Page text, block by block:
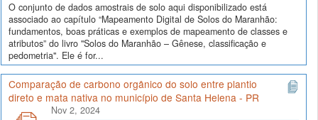
O conjunto de dados amostrais de solo aqui disponibilizado está
associado ao capítulo “Mapeamento Digital de Solos do Maranhão:
fundamentos, boas práticas e exemplos de mapeamento de classes e
atributos” do livro "Solos do Maranhão – Gênese, classificação e
pedometria". Ele é for...
Comparação de carbono orgânico do solo entre plantio
direto e mata nativa no município de Santa Helena - PR
Nov 2, 2024